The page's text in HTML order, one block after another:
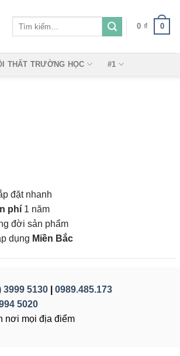
0 ₫ 0
THẤT TRƯỜNG HỌC #1
đặt nhanh
phí 1 năm
đời sản phẩm
dụng Miền Bắc
3999 5130
0989.485.173
5020
nơi mọi địa điểm